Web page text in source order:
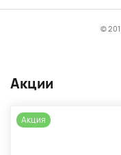
Акции
Акция
©